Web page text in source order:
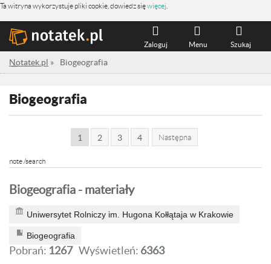
Ta witryna wykorzystuje pliki cookie, dowiedz sięwięcej
Szukaj
Menu
Zaloguj
Notatek.pl » Biogeografia
Biogeografia
1 2 3 4 Następna
note /search
Biogeografia - materiały
Uniwersytet Rolniczy im. Hugona Kołłątaja w Krakowie
Biogeografia
Pobrań: 1267 Wyświetleń: 6363